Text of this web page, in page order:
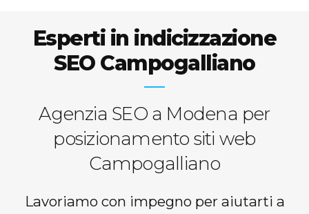
Esperti in indicizzazione
SEO Campogalliano
Agenzia SEO a Modena per
posizionamento siti web
Campogalliano
Lavoriamo con impegno per aiutarti a